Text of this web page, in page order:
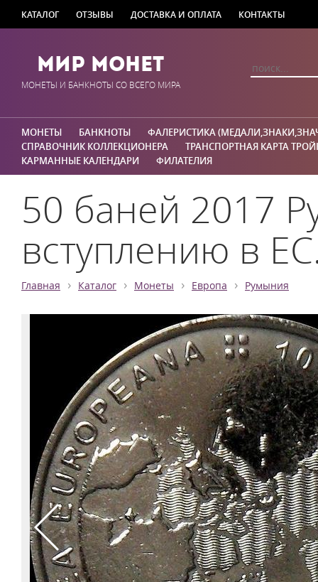
КАТАЛОГ ОТЗЫВЫ ДОСТАВКА И ОПЛАТА КОНТАКТЫ
Мир Монет
МОНЕТЫ И БАНКНОТЫ СО ВСЕГО МИРА
МОНЕТЫ БАНКНОТЫ
ФАЛЕРИСТИКА
СПРАВОЧНИК КОЛЛЕКЦИОНЕРА
ТРАНСПОРТНАЯ КАРТА
КАРМАННЫЕ КАЛЕНДАРИ
ФИЛАТЕЛИЯ
50 баней 2017
вступлению в
Главная › Каталог › Монеты › Европа › Румыния